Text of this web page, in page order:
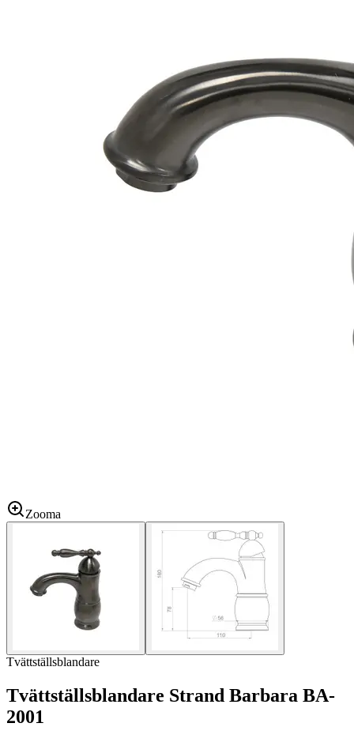
Zooma
Tvättställsblandare
Tvättställsblandare Strand Barbara BA-
2001